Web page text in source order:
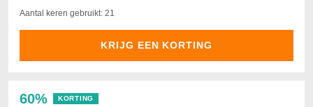
Aantal keren gebruikt: 21
KRIJG EEN KORTING
60% KORTING